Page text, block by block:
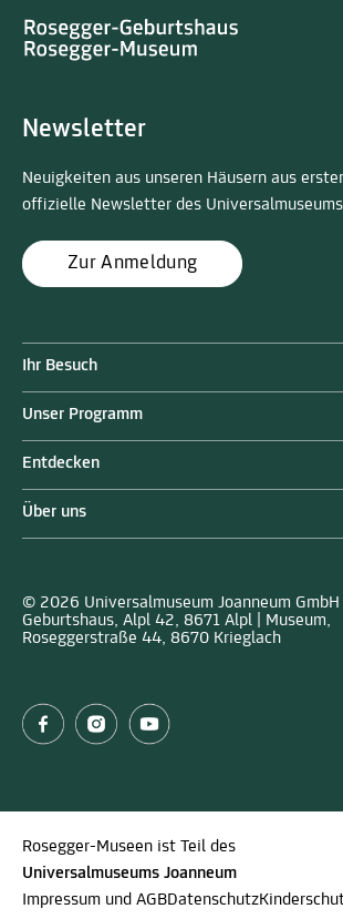
Newsletter
Neuigkeiten aus unseren Häusern aus
offizielle Newsletter des Universalmuseums
Zur Anmeldung
Ihr Besuch
Unser Programm
Entdecken
Über uns
© 2026 Universalmuseum Joanneum GmbH
Geburtshaus, Alpl 42, 8671 Alpl | Museum,
Roseggerstraße 44, 8670 Krieglach
Rosegger-Museen ist Teil des
Universalmuseums Joanneum
Impressum und AGBDatenschutz